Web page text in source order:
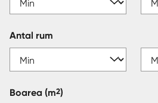
Antal rum
Boarea (m2)